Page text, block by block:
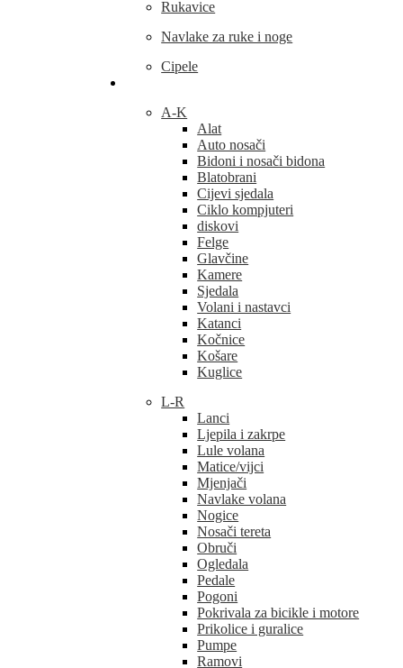
Rukavice
Navlake za ruke i noge
Cipele
A-K
Alat
Auto nosači
Bidoni i nosači bidona
Blatobrani
Cijevi sjedala
Ciklo kompjuteri
diskovi
Felge
Glavčine
Kamere
Sjedala
Volani i nastavci
Katanci
Kočnice
Košare
Kuglice
L-R
Lanci
Ljepila i zakrpe
Lule volana
Matice/vijci
Mjenjači
Navlake volana
Nogice
Nosači tereta
Obruči
Ogledala
Pedale
Pogoni
Pokrivala za bicikle i motore
Prikolice i guralice
Pumpe
Ramovi